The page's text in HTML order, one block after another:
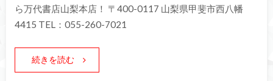
ら万代書店山梨本店！ 〒400-0117 山梨県甲斐市西八幡
4415 TEL：055-260-7021
続きを読む